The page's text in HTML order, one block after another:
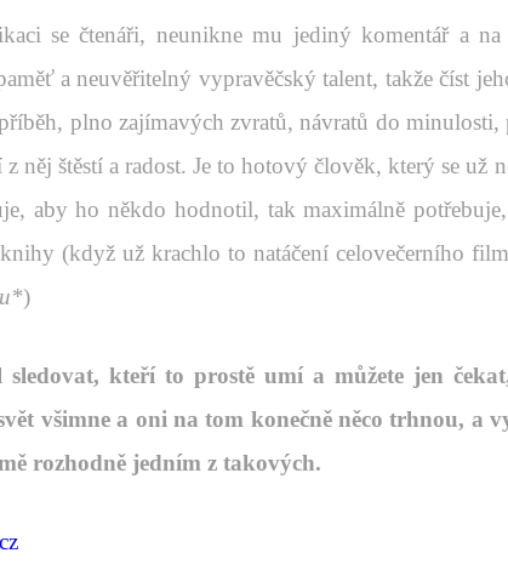
se čtenáři, neunikne mu jediný komentář a na
a neuvěřitelný vypravěčský talent, takže číst
plno zajímavých zvratů, návratů do minulosti,
něj štěstí a radost. Je to hotový člověk, který se už
aby ho někdo hodnotil, tak maximálně
(když už krachlo to natáčení celovečerního
)
sledovat, kteří to prostě umí a můžete jen
všimne a oni na tom konečně něco trhnou, a
rozhodně jedním z takových.